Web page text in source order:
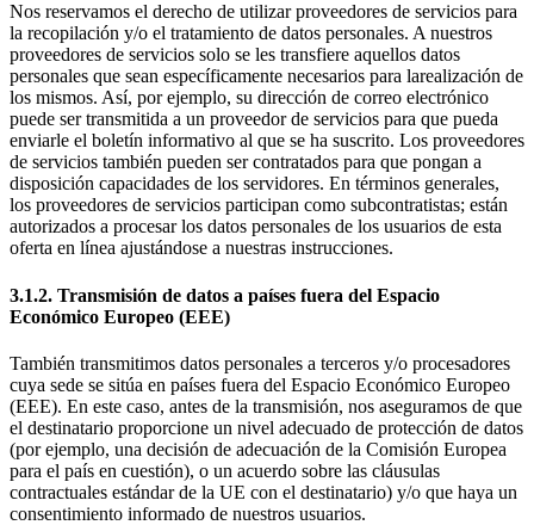
Nos reservamos el derecho de utilizar proveedores de servicios para
la recopilación y/o el tratamiento de datos personales. A nuestros
proveedores de servicios solo se les transfiere aquellos datos
personales que sean específicamente necesarios para larealización de
los mismos. Así, por ejemplo, su dirección de correo electrónico
puede ser transmitida a un proveedor de servicios para que pueda
enviarle el boletín informativo al que se ha suscrito. Los proveedores
de servicios también pueden ser contratados para que pongan a
disposición capacidades de los servidores. En términos generales,
los proveedores de servicios participan como subcontratistas; están
autorizados a procesar los datos personales de los usuarios de esta
oferta en línea ajustándose a nuestras instrucciones.
3.1.2. Transmisión de datos a países fuera del Espacio
Económico Europeo (EEE)
También transmitimos datos personales a terceros y/o procesadores
cuya sede se sitúa en países fuera del Espacio Económico Europeo
(EEE). En este caso, antes de la transmisión, nos aseguramos de que
el destinatario proporcione un nivel adecuado de protección de datos
(por ejemplo, una decisión de adecuación de la Comisión Europea
para el país en cuestión), o un acuerdo sobre las cláusulas
contractuales estándar de la UE con el destinatario) y/o que haya un
consentimiento informado de nuestros usuarios.